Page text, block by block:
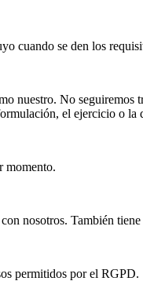
cuando se den los
nuestro. No
el ejercicio o la
momento.
nosotros. También
permitidos por el RGPD.